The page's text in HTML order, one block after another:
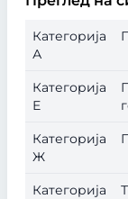
Категорија
А
Категорија
Е
Категорија
Ж
Категорија